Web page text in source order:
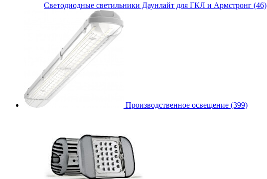
Cветодиодные светильники Даунлайт для ГКЛ и Армстронг (46)
Производственное освещение (399)